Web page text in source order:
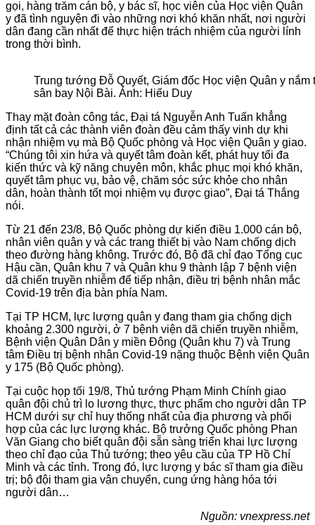
gọi, hàng trăm cán bộ, y bác sĩ, học viên của Học viện Quân
y đã tình nguyện đi vào những nơi khó khăn nhất, nơi người
dân đang cần nhất để thực hiện trách nhiệm của người lính
trong thời bình.
Trung tướng Đỗ Quyết, Giám đốc Học viện Quân y
sân bay Nội Bài. Ảnh: Hiếu Duy
Thay mặt đoàn công tác, Đại tá Nguyễn Anh Tuấn khẳng
định tất cả các thành viên đoàn đều cảm thấy vinh dự khi
nhận nhiệm vụ mà Bộ Quốc phòng và Học viện Quân y giao.
“Chúng tôi xin hứa và quyết tâm đoàn kết, phát huy tối đa
kiến thức và kỹ năng chuyên môn, khắc phục mọi khó khăn,
quyết tâm phục vụ, bảo vệ, chăm sóc sức khỏe cho nhân
dân, hoàn thành tốt mọi nhiệm vụ được giao”, Đại tá Thắng
nói.
Từ 21 đến 23/8, Bộ Quốc phòng dự kiến điều 1.000 cán bộ,
nhân viên quân y và các trang thiết bị vào Nam chống dịch
theo đường hàng không. Trước đó, Bộ đã chỉ đạo Tổng cục
Hậu cần, Quân khu 7 và Quân khu 9 thành lập 7 bệnh viện
dã chiến truyền nhiễm để tiếp nhận, điều trị bệnh nhân mắc
Covid-19 trên địa bàn phía Nam.
Tại TP HCM, lực lượng quân y đang tham gia chống dịch
khoảng 2.300 người, ở 7 bệnh viện dã chiến truyền nhiễm,
Bệnh viện Quân Dân y miền Đông (Quân khu 7) và Trung
tâm Điều trị bệnh nhân Covid-19 nặng thuộc Bệnh viện Quân
y 175 (Bộ Quốc phòng).
Tại cuộc họp tối 19/8, Thủ tướng Phạm Minh Chính giao
quân đội chủ trì lo lương thực, thực phẩm cho người dân TP
HCM dưới sự chỉ huy thống nhất của địa phương và phối
hợp của các lực lượng khác. Bộ trưởng Quốc phòng Phan
Văn Giang cho biết quân đội sẵn sàng triển khai lực lượng
theo chỉ đạo của Thủ tướng; theo yêu cầu của TP Hồ Chí
Minh và các tỉnh. Trong đó, lực lượng y bác sĩ tham gia điều
trị; bộ đội tham gia vận chuyển, cung ứng hàng hóa tới
người dân…
Nguồn: vnexpress.net